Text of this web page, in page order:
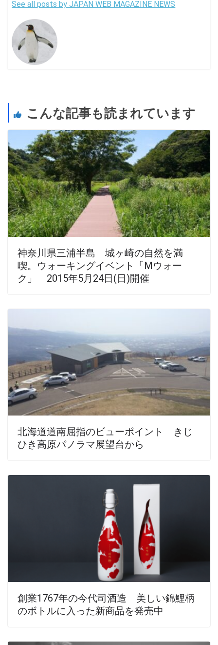
See all posts by JAPAN WEB MAGAZINE NEWS
こんな記事も読まれています
神奈川県三浦半島 城ヶ崎の自然を満
喫。ウォーキングイベント「Mウォー
ク」 2015年5月24日(日)開催
北海道道南屈指のビューポイント きじ
ひき高原パノラマ展望台から
創業1767年の今代司酒造 美しい錦鯉柄
のボトルに入った新商品を発売中